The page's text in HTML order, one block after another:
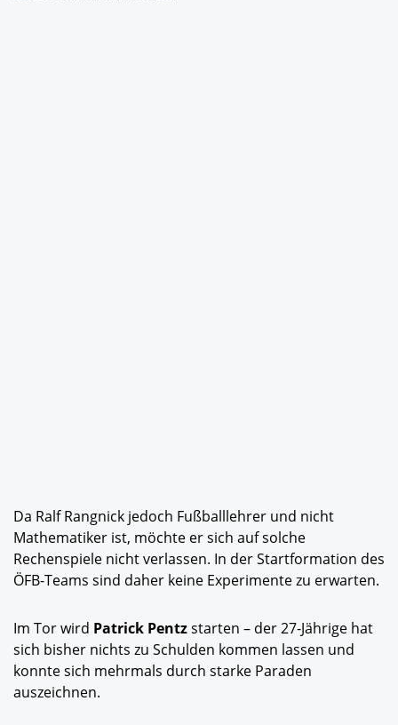
Da Ralf Rangnick jedoch Fußballlehrer und nicht
Mathematiker ist, möchte er sich auf solche
Rechenspiele nicht verlassen. In der Startformation des
ÖFB-Teams sind daher keine Experimente zu erwarten.
Im Tor wird Patrick Pentzstarten – der 27-Jährige hat
sich bisher nichts zu Schulden kommen lassen und
konnte sich mehrmals durch starke Paraden
auszeichnen.